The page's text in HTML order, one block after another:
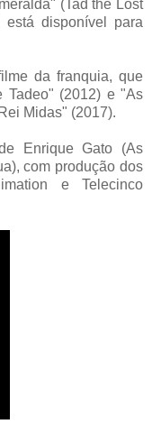
(Tad the Lost
está disponível para
da franquia, que
Tadeo" (2012) e "As
Midas" (2017).
Enrique Gato (As
com produção dos
e Telecinco